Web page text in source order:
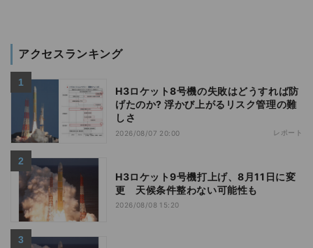
アクセスランキング
H3ロケット8号機の失敗はどうすれば防
げたのか? 浮かび上がるリスク管理の難
しさ
2026/08/07 20:00 レポート
H3ロケット9号機打上げ、8月11日に変
更 天候条件整わない可能性も
2026/08/08 15:20